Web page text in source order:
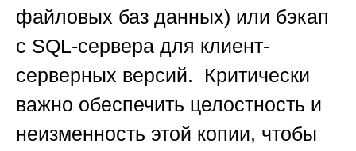
файловых баз данных) или бэкап
с SQL-сервера для клиент-
серверных версий. Критически
важно обеспечить целостность и
неизменность этой копии, чтобы